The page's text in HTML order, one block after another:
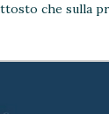
che sulla